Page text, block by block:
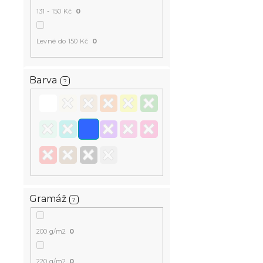
131 - 150 Kč 0
Levné do 150 Kč 0
Barva ?
Gramáž ?
200 g/m2 0
220 g/m2 0